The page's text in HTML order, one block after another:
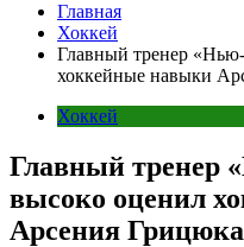
Главная
Хоккей
Главный тренер
хоккейные навыки
Хоккей
Главный тренер
высоко оценил
Арсения Грицюка